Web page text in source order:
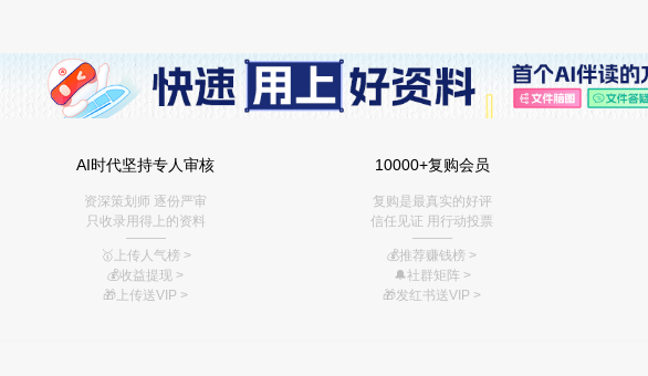
AI时代坚持专人审核
资深策划师 逐份严审
只收录用得上的资料
———
🥇上传人气榜 >
💰收益提现 >
🎁上传送VIP >
10000+复购会员
复购是最真实的好评
信任见证 用行动投票
———
💰推荐赚钱榜 >
🔔社群矩阵>
🎁发红书送VIP >